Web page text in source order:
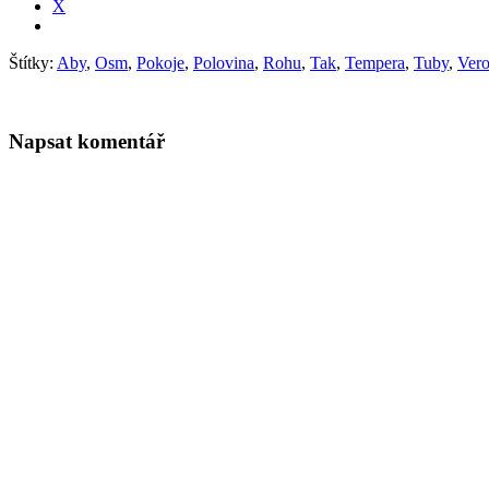
X
Štítky: Aby, Osm, Pokoje, Polovina, Rohu, Tak, Tempera, Tuby,
Napsat komentář